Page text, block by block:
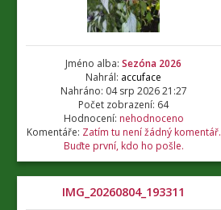
Jméno alba: Sezóna 2026
Nahrál: accuface
Nahráno: 04 srp 2026 21:27
Počet zobrazení: 64
Hodnocení: nehodnoceno
Komentáře: Zatím tu není žádný komentář.
Buďte první, kdo ho pošle.
IMG_20260804_193311